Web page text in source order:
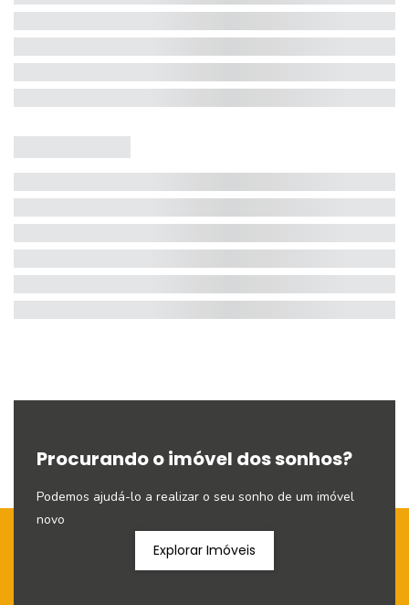
Procurando o imóvel dos sonhos?
Podemos ajudá-lo a realizar o seu sonho de um imóvel
novo
Explorar Imóveis